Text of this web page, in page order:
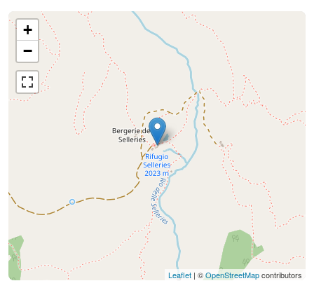
+
−
Leaflet| ©OpenStreetMapcontributors